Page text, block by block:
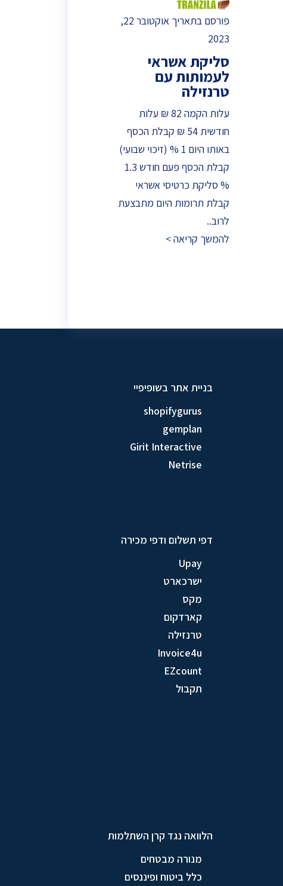
פורסם בתאריך אוקטובר 22,
2023
סליקת אשראי
לעמותות עם
טרנזילה
עלות הקמה 82 ₪ עלות
חודשית 54 ₪ קבלת הכסף
באותו היום 1 % (זיכוי שבועי)
קבלת הכסף פעם חודש 1.3
% סליקת כרטיסי אשראי
קבלת תרומות היום מתבצעת
לרוב..
להמשך קריאה >
בניית אתר בשופיפיי
shopifygurus
gemplan
Girit Interactive
Netrise
דפי תשלום ודפי מכירה
Upay
ישרכארט
מקס
קארדקום
טרנזילה
Invoice4u
EZcount
תקבול
הלוואה נגד קרן השתלמות
מנורה מבטחים
כלל ביטוח ופיננסים